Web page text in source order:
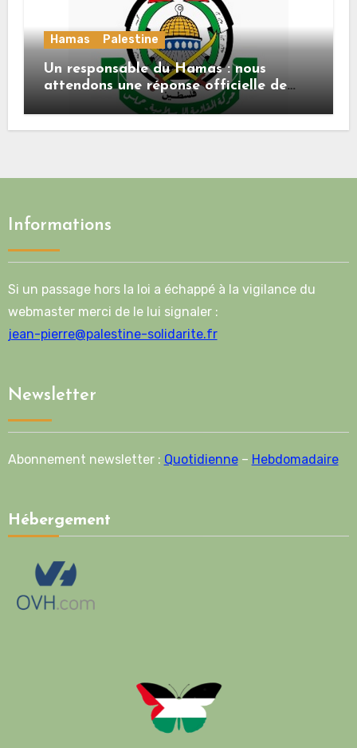
Hamas Palestine
Un responsable du Hamas : nous
attendons une réponse officielle de
Mladenov concernant la feuille de
Informations
Si un passage hors la loi a échappé à la vigilance du
webmaster merci de le lui signaler :
jean-pierre@palestine-solidarite.fr
Newsletter
Abonnement newsletter : Quotidienne– Hebdomadaire
Hébergement